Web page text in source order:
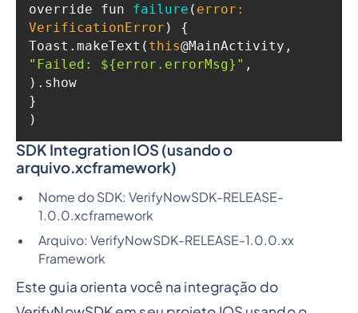
override fun failure ( error:
VerificationError )
Toast.makeText( this
"Failed: ${error.errorMsg}"
).show
)
SDK Integration IOS (usando o
arquivo.xcframework)
Nome do SDK: VerifyNowSDK-RELEASE-
1.0.0.xcframework
Arquivo: VerifyNowSDK-RELEASE-1.0.0.xx
Framework
Este guia orienta você na integração do